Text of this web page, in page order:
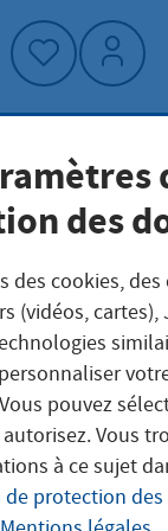
un service
als Kind
zur
als
des
des cookies,
(vidéos, cartes),
pouvez
Vous
à ce sujet
de protection